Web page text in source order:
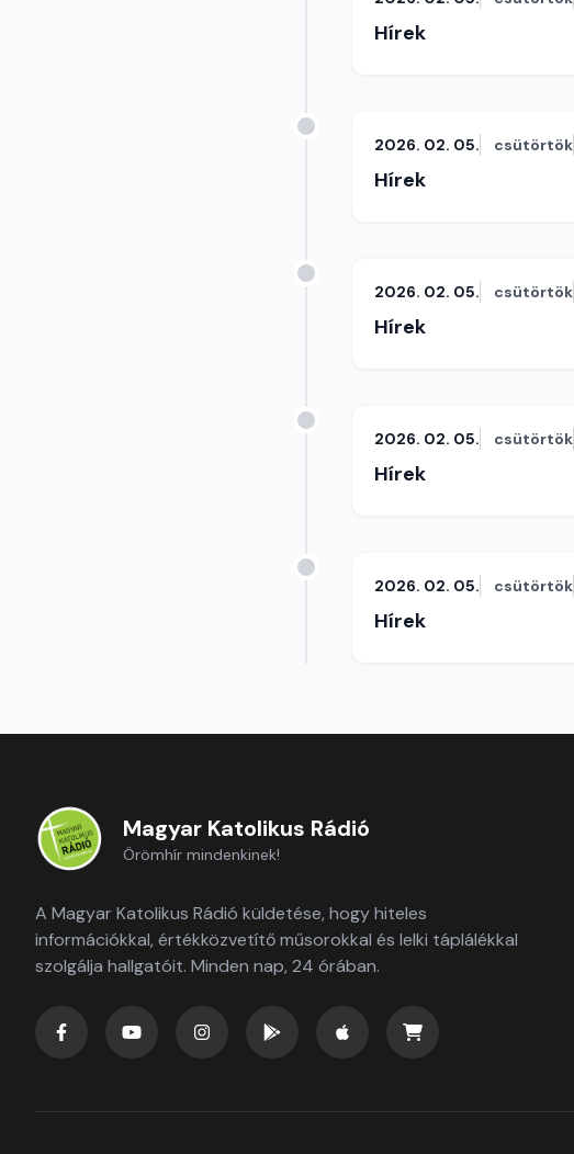
Hírek
2026. 02. 05. csütörtök
Hírek
2026. 02. 05. csütörtök
Hírek
2026. 02. 05. csütörtök
Hírek
2026. 02. 05. csütörtök
Hírek
Magyar Katolikus Rádió
Örömhír mindenkinek!
A Magyar Katolikus Rádió küldetése, hogy hiteles
információkkal, értékközvetítő műsorokkal és lelki táplálékkal
szolgálja hallgatóit. Minden nap, 24 órában.